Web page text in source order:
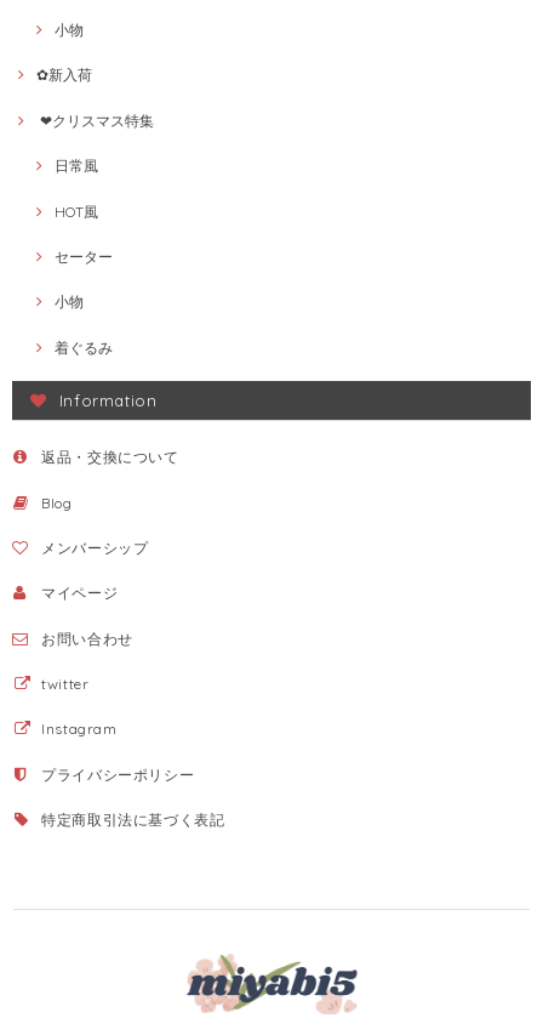
小物
✿新入荷
❤クリスマス特集
日常風
HOT風
セーター
小物
着ぐるみ
Information
返品・交換について
Blog
メンバーシップ
マイページ
お問い合わせ
twitter
Instagram
プライバシーポリシー
特定商取引法に基づく表記